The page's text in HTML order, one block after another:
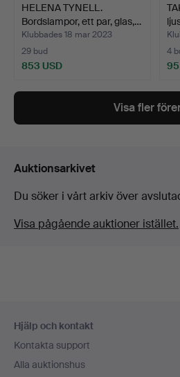
HELENA TYNELL.
Bordslampor, ett par, glas,…
Klubbades 18 mar 2023
29 bud
853 USD
4
95
Visa fler
Auktionsarkivet
Du söker i vårt arkiv över
Visa pågående auktioner istället.
Hjälp och kontakt
Kontakta support
Alla auktionshus